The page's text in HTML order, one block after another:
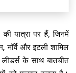
यात्रा पर हैं, जिनमें
और इटली शामिल
के साथ बातचीत